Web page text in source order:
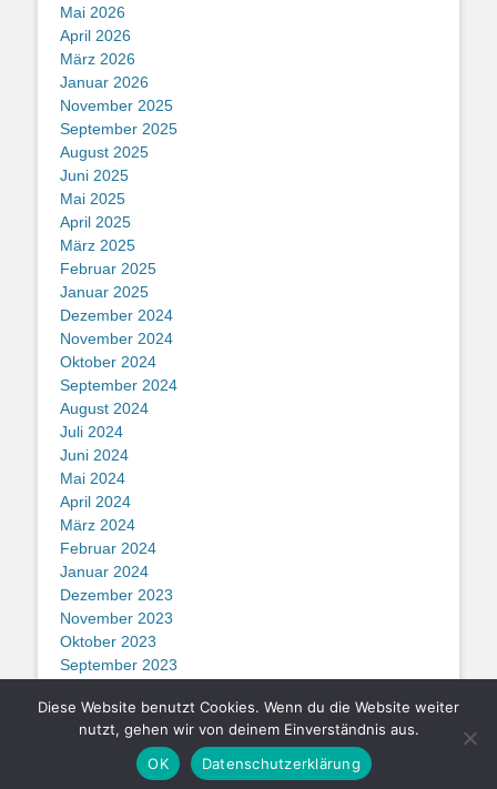
Mai 2026
April 2026
März 2026
Januar 2026
November 2025
September 2025
August 2025
Juni 2025
Mai 2025
April 2025
März 2025
Februar 2025
Januar 2025
Dezember 2024
November 2024
Oktober 2024
September 2024
August 2024
Juli 2024
Juni 2024
Mai 2024
April 2024
März 2024
Februar 2024
Januar 2024
Dezember 2023
November 2023
Oktober 2023
September 2023
Copyright © SF Drensteinfurt 2026Schachfreunde Drensteinfurt
Rights Reserved.
Datenschutzerklärung
Diese Website benutzt Cookies. Wenn du die Website weiter
nutzt, gehen wir von deinem Einverständnis aus.
OK
Datenschutzerklärung